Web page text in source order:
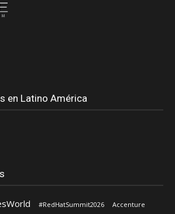
en Latino América
#RedHatSummit2026 Accenture